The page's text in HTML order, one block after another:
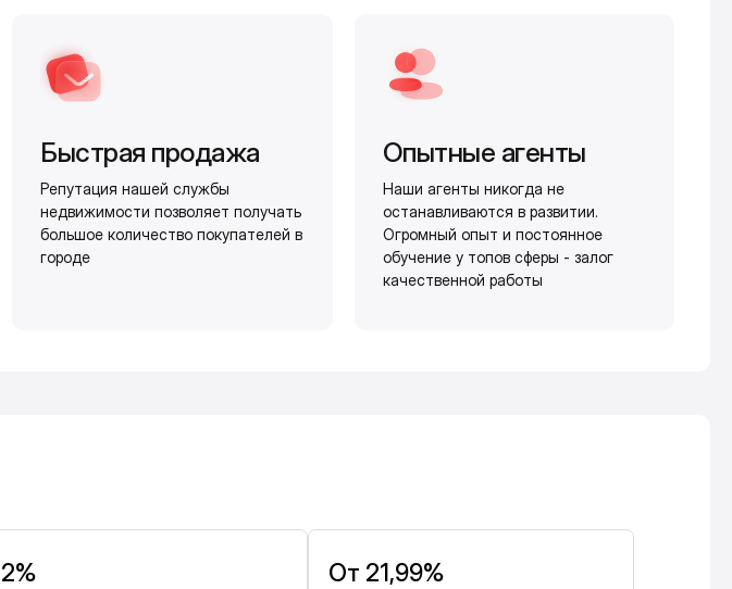
Быстрая продажа
Репутация нашей службы
недвижимости позволяет получать
большое количество покупателей в
городе
Опытные агенты
Наши агенты никогда не
останавливаются в развитии.
Огромный опыт и постоянное
обучение у топов сферы - залог
качественной работы
2% От 21,99%